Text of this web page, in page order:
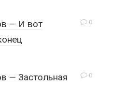
0
— И вот
0
— Застольная